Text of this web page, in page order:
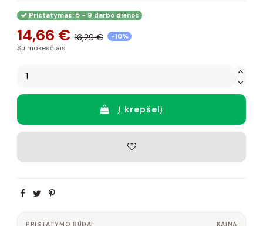
Pristatymas: 5 - 9 darbo dienos
14,66 € 16,29 € -10%
Su mokesčiais
Į krepšelį
PRISTATYMO BŪDAI KAINA